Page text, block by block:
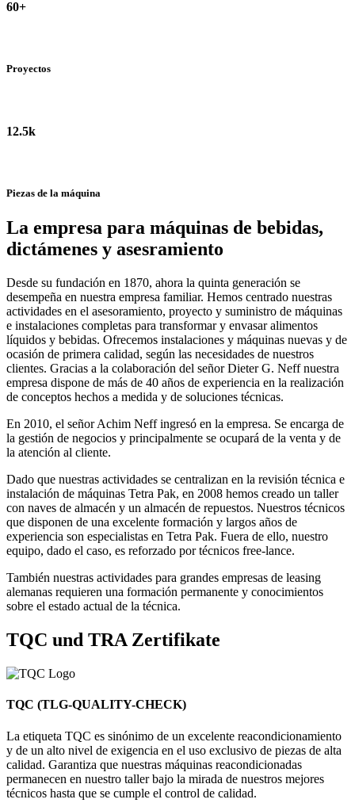
60+
Proyectos
12.5k
Piezas de la máquina
La empresa para máquinas de bebidas,
dictámenes y asesramiento
Desde su fundación en 1870, ahora la quinta generación se
desempeña en nuestra empresa familiar. Hemos centrado nuestras
actividades en el asesoramiento, proyecto y suministro de máquinas
e instalaciones completas para transformar y envasar alimentos
líquidos y bebidas. Ofrecemos instalaciones y máquinas nuevas y de
ocasión de primera calidad, según las necesidades de nuestros
clientes. Gracias a la colaboración del señor Dieter G. Neff nuestra
empresa dispone de más de 40 años de experiencia en la realización
de conceptos hechos a medida y de soluciones técnicas.
En 2010, el señor Achim Neff ingresó en la empresa. Se encarga de
la gestión de negocios y principalmente se ocupará de la venta y de
la atención al cliente.
Dado que nuestras actividades se centralizan en la revisión técnica e
instalación de máquinas Tetra Pak, en 2008 hemos creado un taller
con naves de almacén y un almacén de repuestos. Nuestros técnicos
que disponen de una excelente formación y largos años de
experiencia son especialistas en Tetra Pak. Fuera de ello, nuestro
equipo, dado el caso, es reforzado por técnicos free-lance.
También nuestras actividades para grandes empresas de leasing
alemanas requieren una formación permanente y conocimientos
sobre el estado actual de la técnica.
TQC und TRA Zertifikate
TQC (TLG-QUALITY-CHECK)
La etiqueta TQC es sinónimo de un excelente reacondicionamiento
y de un alto nivel de exigencia en el uso exclusivo de piezas de alta
calidad. Garantiza que nuestras máquinas reacondicionadas
permanecen en nuestro taller bajo la mirada de nuestros mejores
técnicos hasta que se cumple el control de calidad.